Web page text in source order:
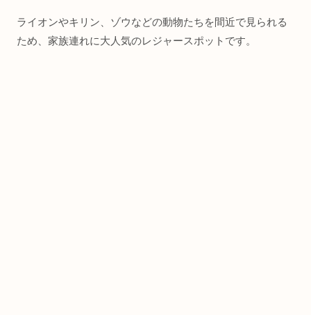
ライオンやキリン、ゾウなどの動物たちを間近で見られる
ため、家族連れに大人気のレジャースポットです。